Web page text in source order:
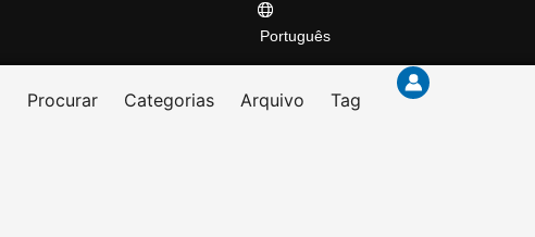
Português
Procurar Categorias Arquivo Tag